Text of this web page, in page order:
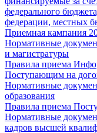
федерального
федерации, местных
Приемная кампания
Нормативные
и магистратуры
Правила приема
Поступающим на
Нормативные
образования
Правила приема
Нормативные
кадров высшей